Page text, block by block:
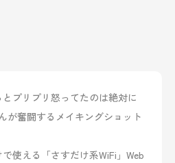
とプリプリ怒ってたのは絶対に
奮闘するメイキングショット
使える「さすだけ系WiFi」Web